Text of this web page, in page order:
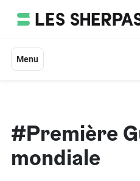
Menu
#Première
mondiale